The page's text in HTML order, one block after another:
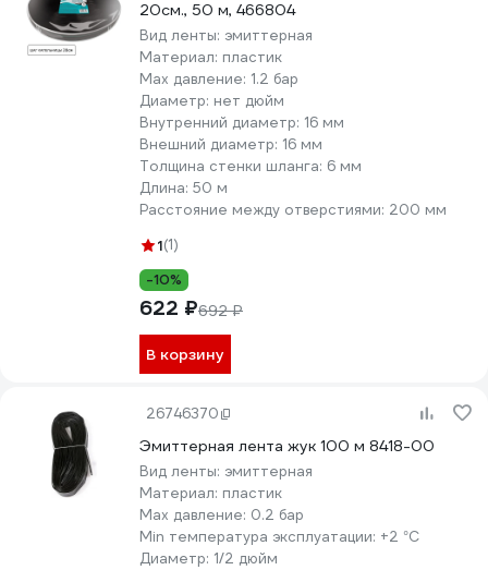
20см., 50 м, 466804
Вид ленты: эмиттерная
Материал: пластик
Max давление: 1.2 бар
Диаметр: нет дюйм
Внутренний диаметр: 16 мм
Внешний диаметр: 16 мм
Толщина стенки шланга: 6 мм
Длина: 50 м
Расстояние между отверстиями: 200 мм
1(1)
-10%
622 ₽692 ₽
В корзину
26746370
Эмиттерная лента жук 100 м 8418-00
Вид ленты: эмиттерная
Материал: пластик
Max давление: 0.2 бар
Min температура эксплуатации: +2 °С
Диаметр: 1/2 дюйм